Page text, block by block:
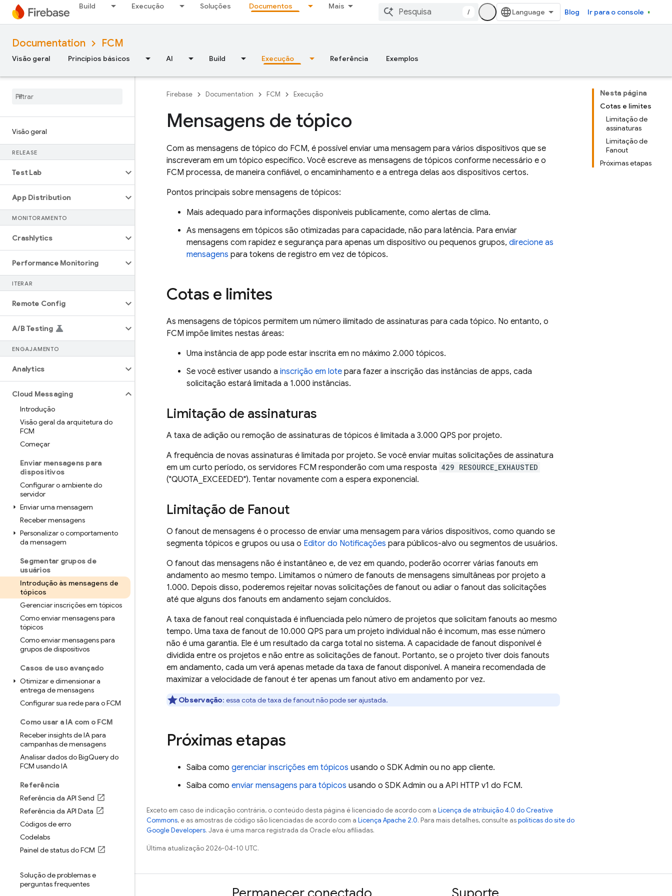
Build Execução Soluções Documentos Mais
/ Blog Ir para o console
Documentation FCM
Visão geral Princípios básicos AI Build Execução Referência Exemplos
Visão geral
RELEASE
Test Lab
App Distribution
MONITORAMENTO
Crashlytics
Performance Monitoring
ITERAR
Remote Config
A/B Testing
ENGAJAMENTO
Analytics
Cloud Messaging
Introdução
Visão geral da arquitetura do
FCM
Começar
Enviar mensagens para
dispositivos
Configurar o ambiente do
servidor
Enviar uma mensagem
Receber mensagens
Personalizar o comportamento
da mensagem
Segmentar grupos de
usuários
Introdução às mensagens de
tópicos
Gerenciar inscrições em tópicos
Como enviar mensagens para
tópicos
Como enviar mensagens para
grupos de dispositivos
Casos de uso avançado
Otimizar e dimensionar a
entrega de mensagens
Configurar sua rede para o FCM
Como usar a IA com o FCM
Receber insights de IA para
campanhas de mensagens
Analisar dados do BigQuery do
FCM usando IA
Referência
Referência da API Send
Referência da API Data
Códigos de erro
Codelabs
Painel de status do FCM
Solução de problemas e
perguntas frequentes
Nesta página
Cotas e limites
Limitação de
assinaturas
Limitação de
Fanout
Próximas etapas
Firebase Documentation FCM Execução
Mensagens de tópico
Com as mensagens de tópico do FCM, é possível enviar uma mensagem para vários dispositivos que se
inscreveram em um tópico específico. Você escreve as mensagens de tópicos conforme necessário e o
FCM processa, de maneira confiável, o encaminhamento e a entrega delas aos dispositivos certos.
Pontos principais sobre mensagens de tópicos:
Mais adequado para informações disponíveis publicamente, como alertas de clima.
As mensagens em tópicos são otimizadas para capacidade, não para latência. Para enviar
mensagens com rapidez e segurança para apenas um dispositivo ou pequenos grupos, direcione as
mensagens para tokens de registro em vez de tópicos.
Cotas e limites
As mensagens de tópicos permitem um número ilimitado de assinaturas para cada tópico. No entanto, o
FCM impõe limites nestas áreas:
Uma instância de app pode estar inscrita em no máximo 2.000 tópicos.
Se você estiver usando a inscrição em lote para fazer a inscrição das instâncias de apps, cada
solicitação estará limitada a 1.000 instâncias.
Limitação de assinaturas
A taxa de adição ou remoção de assinaturas de tópicos é limitada a 3.000 QPS por projeto.
A frequência de novas assinaturas é limitada por projeto. Se você enviar muitas solicitações de assinatura
em um curto período, os servidores FCM responderão com uma resposta 429 RESOURCE_EXHAUSTED
("QUOTA_EXCEEDED"). Tentar novamente com a espera exponencial.
Limitação de Fanout
O fanout de mensagens é o processo de enviar uma mensagem para vários dispositivos, como quando se
segmenta tópicos e grupos ou usa o Editor do Notificações para públicos-alvo ou segmentos de usuários.
O fanout das mensagens não é instantâneo e, de vez em quando, poderão ocorrer várias fanouts em
andamento ao mesmo tempo. Limitamos o número de fanouts de mensagens simultâneas por projeto a
1.000. Depois disso, poderemos rejeitar novas solicitações de fanout ou adiar o fanout das solicitações
até que alguns dos fanouts em andamento sejam concluídos.
A taxa de fanout real conquistada é influenciada pelo número de projetos que solicitam fanouts ao mesmo
tempo. Uma taxa de fanout de 10.000 QPS para um projeto individual não é incomum, mas esse número
não é uma garantia. Ele é um resultado da carga total no sistema. A capacidade de fanout disponível é
dividida entre os projetos e não entre as solicitações de fanout. Portanto, se o projeto tiver dois fanouts
em andamento, cada um verá apenas metade da taxa de fanout disponível. A maneira recomendada de
maximizar a velocidade de fanout é ter apenas um fanout ativo em andamento por vez.
Observação: essa cota de taxa de fanout não pode ser ajustada.
Próximas etapas
Saiba como gerenciar inscrições em tópicos usando o SDK Admin ou no app cliente.
Saiba como enviar mensagens para tópicos usando o SDK Admin ou a API HTTP v1 do FCM.
Exceto em caso de indicação contrária, o conteúdo desta página é licenciado de acordo com a Licença de atribuição 4.0 do Creative
Commons, e as amostras de código são licenciadas de acordo com a Licença Apache 2.0. Para mais detalhes, consulte aspolíticas do site do
Google Developers. Java é uma marca registrada da Oracle e/ou afiliadas.
Última atualização 2026-04-10 UTC.